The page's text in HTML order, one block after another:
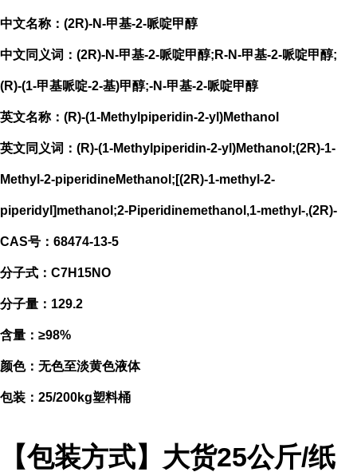
中文名称：(2R)-N-甲基-2-哌啶甲醇
中文同义词：(2R)-N-甲基-2-哌啶甲醇;R-N-甲基-2-哌啶甲醇;
(R)-(1-甲基哌啶-2-基)甲醇;-N-甲基-2-哌啶甲醇
英文名称：(R)-(1-Methylpiperidin-2-yl)Methanol
英文同义词：(R)-(1-Methylpiperidin-2-yl)Methanol;(2R)-1-
Methyl-2-piperidineMethanol;[(2R)-1-methyl-2-
piperidyl]methanol;2-Piperidinemethanol,1-methyl-,(2R)-
CAS号：68474-13-5
分子式：C7H15NO
分子量：129.2
含量：≥98%
颜色：无色至淡黄色液体
包装：25/200kg塑料桶
【包装方式】大货25公斤/纸